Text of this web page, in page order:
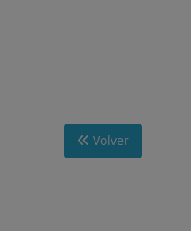
Volver